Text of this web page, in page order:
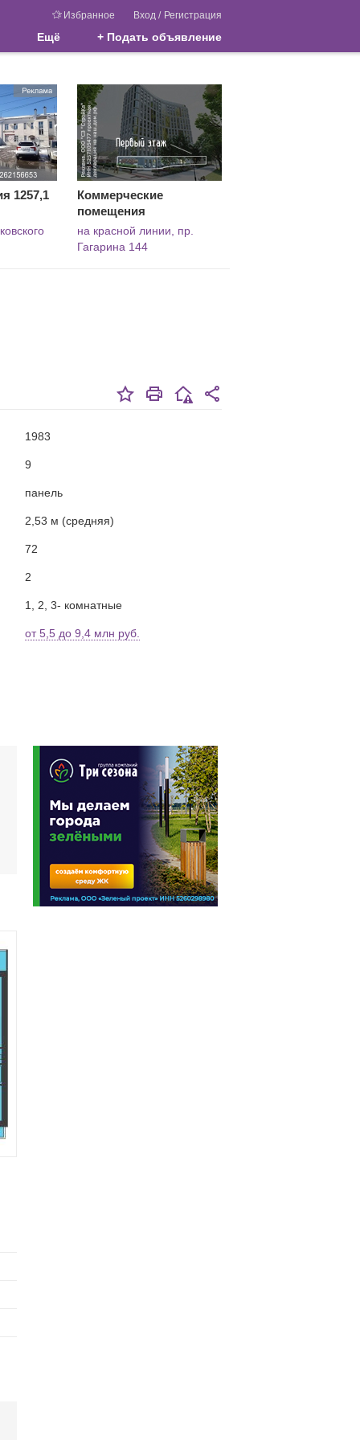
Избранное Вход / Регистрация
Ещё + Подать объявление
1257,1
Коммерческие
помещения
на красной линии, пр.
Гагарина 144
1983
9
панель
2,53 м (средняя)
72
2
1, 2, 3- комнатные
от 5,5 до 9,4 млн руб.